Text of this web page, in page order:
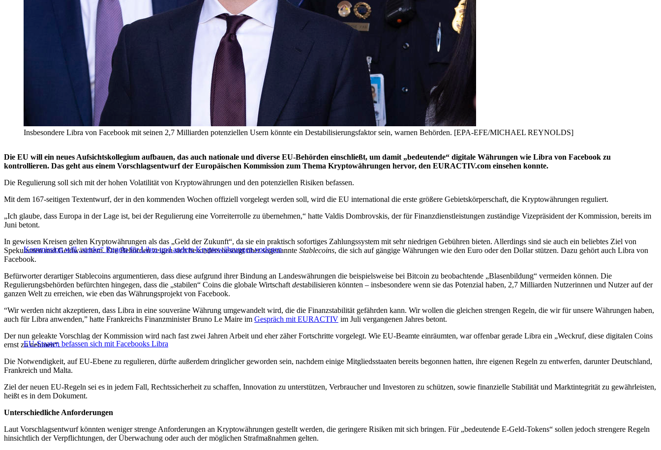
Insbesondere Libra von Facebook mit seinen 2,7 Milliarden potenziellen Usern könnte ein Destabilisierungsfaktor sein, warnen Behörden. [EPA-EFE/MICHAEL REYNOLDS]
Die EU will ein neues Aufsichtskollegium aufbauen, das auch nationale und diverse EU-Behörden einschließt, um damit „bedeutende“ digitale Währungen wie Libra von Facebook zu
kontrollieren. Das geht aus einem Vorschlagsentwurf der Europäischen Kommission zum Thema Kryptowährungen hervor, den EURACTIV.com einsehen konnte.
Die Regulierung soll sich mit der hohen Volatilität von Kryptowährungen und den potenziellen Risiken befassen.
Mit dem 167-seitigen Textentwurf, der in den kommenden Wochen offiziell vorgelegt werden soll, wird die EU international die erste größere Gebietskörperschaft, die Kryptowährungen reguliert.
„Ich glaube, dass Europa in der Lage ist, bei der Regulierung eine Vorreiterrolle zu übernehmen,“ hatte Valdis Dombrovskis, der für Finanzdienstleistungen zuständige Vizepräsident der Kommission, bereits im
Juni betont.
Kommission will „starke“ Regeln für Libra und andere Kryptowährungen vorlegen
In gewissen Kreisen gelten Kryptowährungen als das „Geld der Zukunft“, da sie ein praktisch sofortiges Zahlungssystem mit sehr niedrigen Gebühren bieten. Allerdings sind sie auch ein beliebtes Ziel von
Spekulanten und Geldwäschern. Die Behörden zeigen sich besonders besorgt über sogenannte Stablecoins, die sich auf gängige Währungen wie den Euro oder den Dollar stützen. Dazu gehört auch Libra von
Facebook.
Befürworter derartiger Stablecoins argumentieren, dass diese aufgrund ihrer Bindung an Landeswährungen die beispielsweise bei Bitcoin zu beobachtende „Blasenbildung“ vermeiden können. Die
Regulierungsbehörden befürchten hingegen, dass die „stabilen“ Coins die globale Wirtschaft destabilisieren könnten – insbesondere wenn sie das Potenzial haben, 2,7 Milliarden Nutzerinnen und Nutzer auf der
ganzen Welt zu erreichen, wie eben das Währungsprojekt von Facebook.
“Wir werden nicht akzeptieren, dass Libra in eine souveräne Währung umgewandelt wird, die die Finanzstabilität gefährden kann. Wir wollen die gleichen strengen Regeln, die wir für unsere Währungen haben,
auch für Libra anwenden,” hatte Frankreichs Finanzminister Bruno Le Maire im Gespräch mit EURACTIV im Juli vergangenen Jahres betont.
EU-Staaten befassen sich mit Facebooks Libra
Der nun geleakte Vorschlag der Kommission wird nach fast zwei Jahren Arbeit und eher zäher Fortschritte vorgelegt. Wie EU-Beamte einräumten, war offenbar gerade Libra ein „Weckruf, diese digitalen Coins
ernst zu nehmen“.
Die Notwendigkeit, auf EU-Ebene zu regulieren, dürfte außerdem dringlicher geworden sein, nachdem einige Mitgliedsstaaten bereits begonnen hatten, ihre eigenen Regeln zu entwerfen, darunter Deutschland,
Frankreich und Malta.
Ziel der neuen EU-Regeln sei es in jedem Fall, Rechtssicherheit zu schaffen, Innovation zu unterstützen, Verbraucher und Investoren zu schützen, sowie finanzielle Stabilität und Marktintegrität zu gewährleisten,
heißt es in dem Dokument.
Unterschiedliche Anforderungen
Laut Vorschlagsentwurf könnten weniger strenge Anforderungen an Kryptowährungen gestellt werden, die geringere Risiken mit sich bringen. Für „bedeutende E-Geld-Tokens“ sollen jedoch strengere Regeln
hinsichtlich der Verpflichtungen, der Überwachung oder auch der möglichen Strafmaßnahmen gelten.